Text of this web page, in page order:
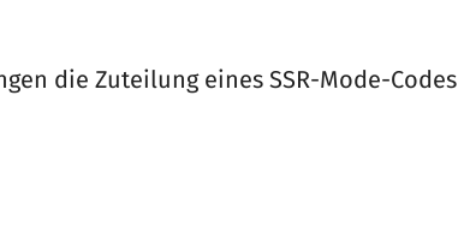
die Zuteilung eines SSR-Mode-Codes